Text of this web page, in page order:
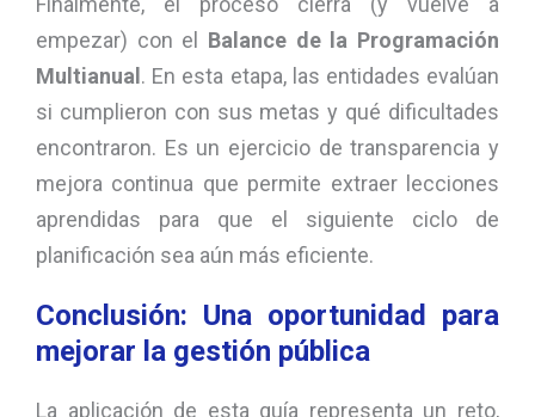
empezar) con el Balance de la Programación
Multianual . En esta etapa, las entidades evalúan
si cumplieron con sus metas y qué dificultades
encontraron. Es un ejercicio de transparencia y
mejora continua que permite extraer lecciones
aprendidas para que el siguiente ciclo de
planificación sea aún más eficiente.
Conclusión: Una oportunidad para
mejorar la gestión pública
La aplicación de esta guía representa un reto,